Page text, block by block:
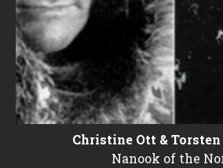
Christine Ott &
Nanook of the